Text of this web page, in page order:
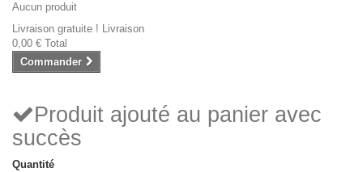
Aucun produit
Livraison gratuite ! Livraison
0,00 € Total
Commander
Produit ajouté au panier avec
succès
Quantité